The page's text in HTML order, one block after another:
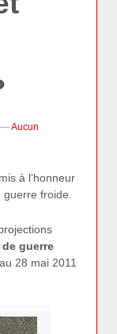
—Aucun
à l’honneur
froide.
de guerre
28 mai 2011